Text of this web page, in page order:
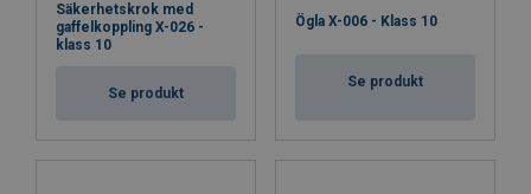
Säkerhetskrok med
gaffelkoppling X-026 -
klass 10
Se produkt
Ögla X-006 - Klass 10
Se produkt